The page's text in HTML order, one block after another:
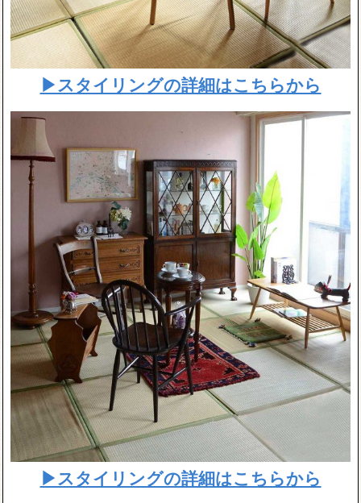
▶スタイリングの詳細はこちらから
▶スタイリングの詳細はこちらから